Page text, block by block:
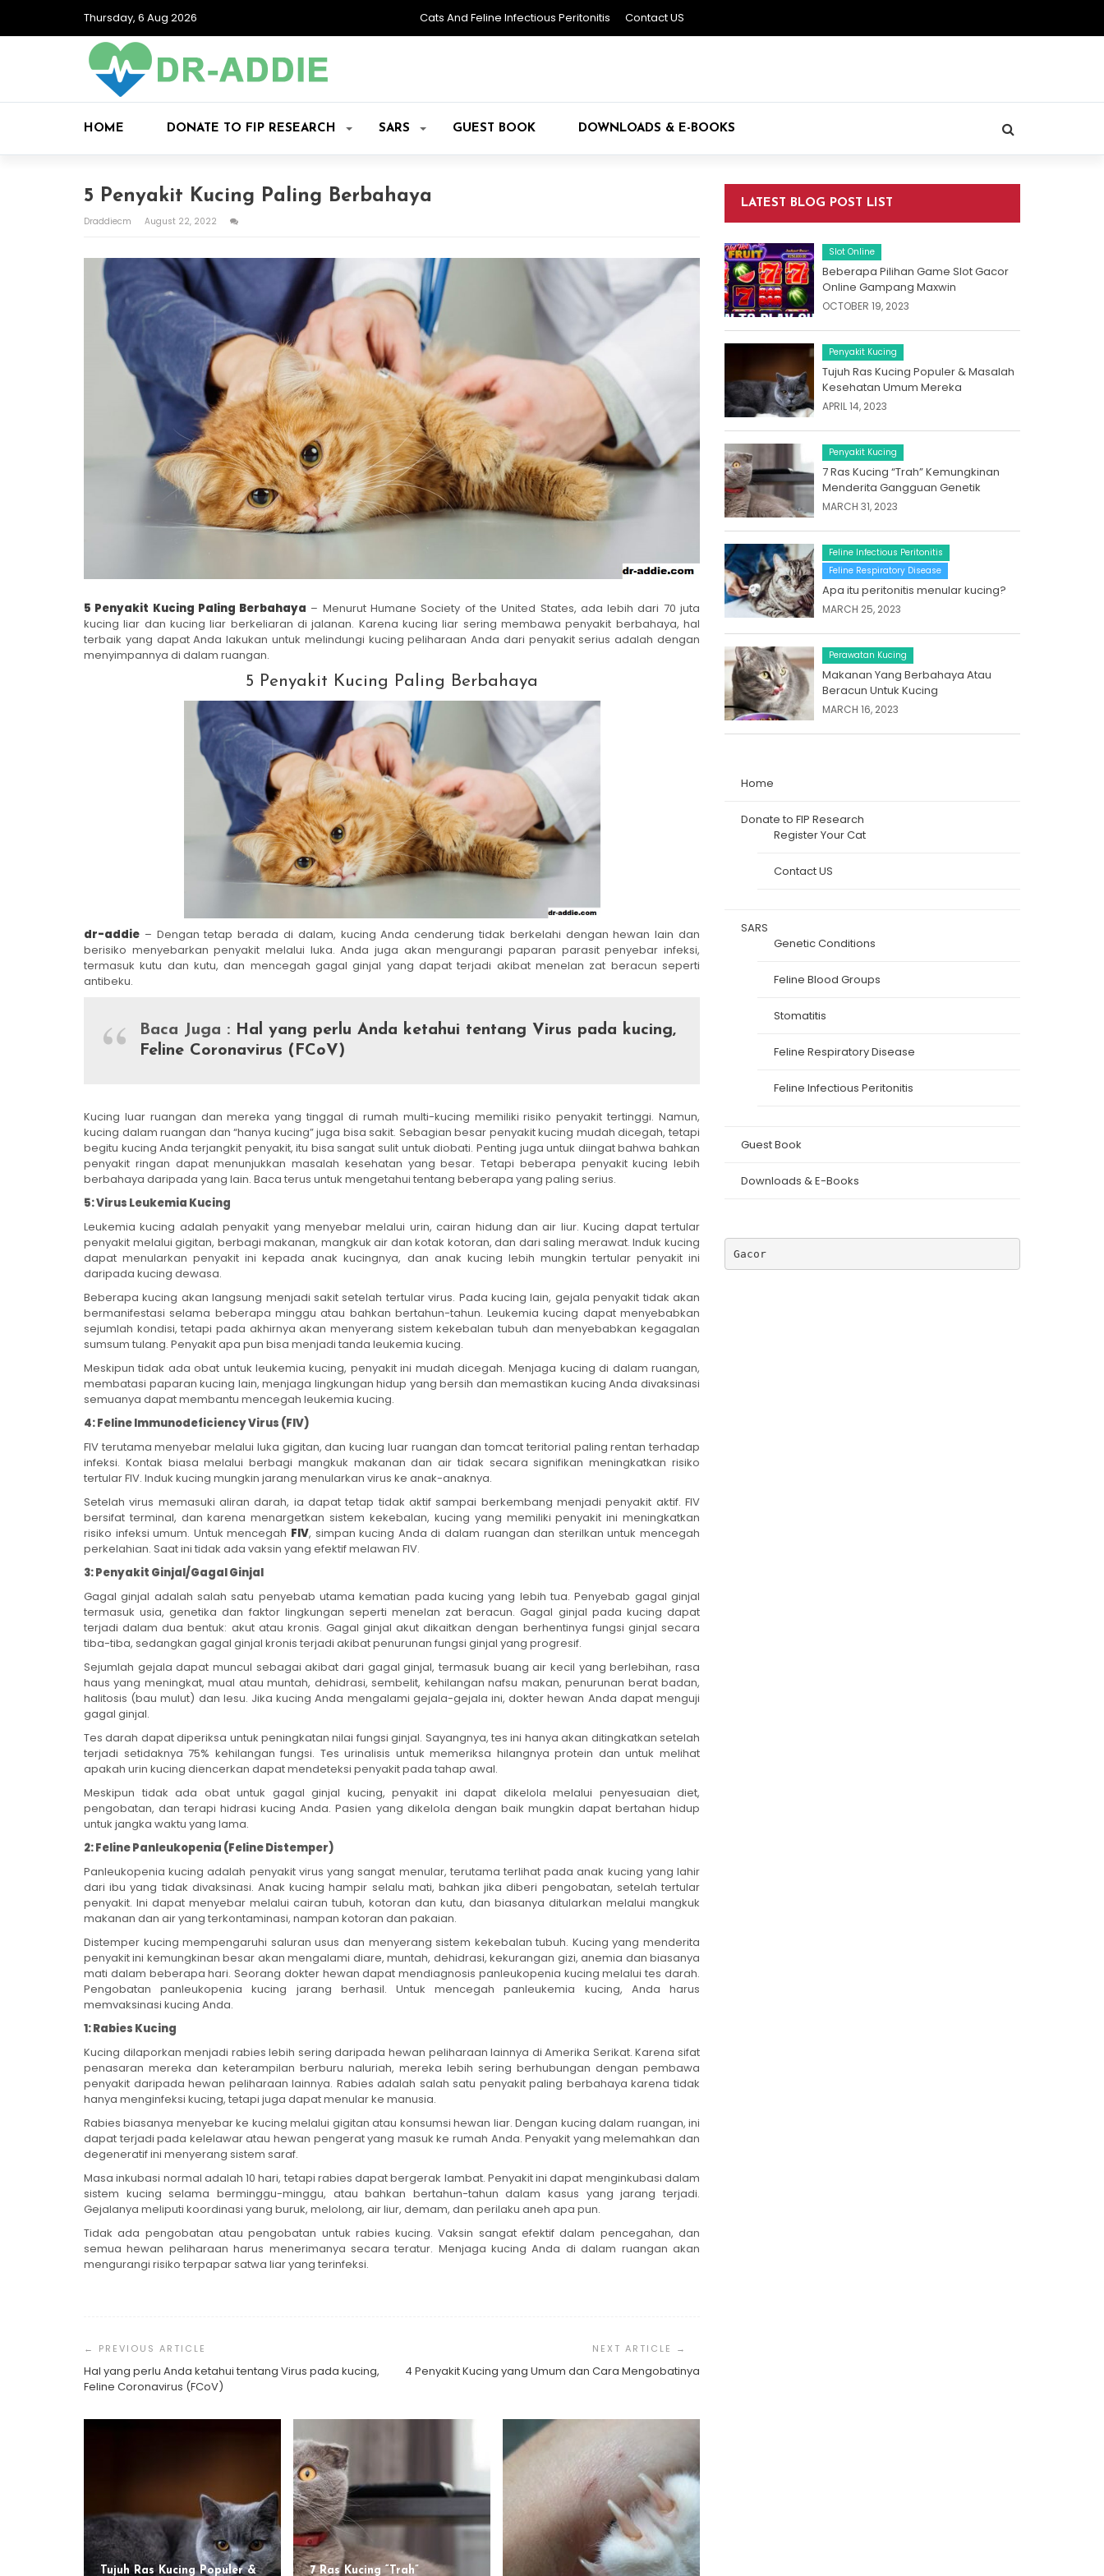
Thursday, 6 Aug 2026 Cats And Feline Infectious Peritonitis Contact US
HOME DONATE TO FIP RESEARCH SARS GUEST BOOK DOWNLOADS & E-BOOKS
5 Penyakit Kucing Paling Berbahaya
Draddiecm August 22, 2022
5 Penyakit Kucing Paling Berbahaya – Menurut Humane Society of the United States, ada lebih dari 70 juta
kucing liar dan kucing liar berkeliaran di jalanan. Karena kucing liar sering membawa penyakit berbahaya, hal
terbaik yang dapat Anda lakukan untuk melindungi kucing peliharaan Anda dari penyakit serius adalah dengan
menyimpannya di dalam ruangan.
5 Penyakit Kucing Paling Berbahaya
dr-addie – Dengan tetap berada di dalam, kucing Anda cenderung tidak berkelahi dengan hewan lain dan
berisiko menyebarkan penyakit melalui luka. Anda juga akan mengurangi paparan parasit penyebar infeksi,
termasuk kutu dan kutu, dan mencegah gagal ginjal yang dapat terjadi akibat menelan zat beracun seperti
antibeku.
Baca Juga : Hal yang perlu Anda ketahui tentang Virus pada kucing,
Feline Coronavirus (FCoV)
Kucing luar ruangan dan mereka yang tinggal di rumah multi-kucing memiliki risiko penyakit tertinggi. Namun,
kucing dalam ruangan dan “hanya kucing” juga bisa sakit. Sebagian besar penyakit kucing mudah dicegah, tetapi
begitu kucing Anda terjangkit penyakit, itu bisa sangat sulit untuk diobati. Penting juga untuk diingat bahwa bahkan
penyakit ringan dapat menunjukkan masalah kesehatan yang besar. Tetapi beberapa penyakit kucing lebih
berbahaya daripada yang lain. Baca terus untuk mengetahui tentang beberapa yang paling serius.
5: Virus Leukemia Kucing
Leukemia kucing adalah penyakit yang menyebar melalui urin, cairan hidung dan air liur. Kucing dapat tertular
penyakit melalui gigitan, berbagi makanan, mangkuk air dan kotak kotoran, dan dari saling merawat. Induk kucing
dapat menularkan penyakit ini kepada anak kucingnya, dan anak kucing lebih mungkin tertular penyakit ini
daripada kucing dewasa.
Beberapa kucing akan langsung menjadi sakit setelah tertular virus. Pada kucing lain, gejala penyakit tidak akan
bermanifestasi selama beberapa minggu atau bahkan bertahun-tahun. Leukemia kucing dapat menyebabkan
sejumlah kondisi, tetapi pada akhirnya akan menyerang sistem kekebalan tubuh dan menyebabkan kegagalan
sumsum tulang. Penyakit apa pun bisa menjadi tanda leukemia kucing.
Meskipun tidak ada obat untuk leukemia kucing, penyakit ini mudah dicegah. Menjaga kucing di dalam ruangan,
membatasi paparan kucing lain, menjaga lingkungan hidup yang bersih dan memastikan kucing Anda divaksinasi
semuanya dapat membantu mencegah leukemia kucing.
4: Feline Immunodeficiency Virus (FIV)
FIV terutama menyebar melalui luka gigitan, dan kucing luar ruangan dan tomcat teritorial paling rentan terhadap
infeksi. Kontak biasa melalui berbagi mangkuk makanan dan air tidak secara signifikan meningkatkan risiko
tertular FIV. Induk kucing mungkin jarang menularkan virus ke anak-anaknya.
Setelah virus memasuki aliran darah, ia dapat tetap tidak aktif sampai berkembang menjadi penyakit aktif. FIV
bersifat terminal, dan karena menargetkan sistem kekebalan, kucing yang memiliki penyakit ini meningkatkan
risiko infeksi umum. Untuk mencegah FIV, simpan kucing Anda di dalam ruangan dan sterilkan untuk mencegah
perkelahian. Saat ini tidak ada vaksin yang efektif melawan FIV.
3: Penyakit Ginjal/Gagal Ginjal
Gagal ginjal adalah salah satu penyebab utama kematian pada kucing yang lebih tua. Penyebab gagal ginjal
termasuk usia, genetika dan faktor lingkungan seperti menelan zat beracun. Gagal ginjal pada kucing dapat
terjadi dalam dua bentuk: akut atau kronis. Gagal ginjal akut dikaitkan dengan berhentinya fungsi ginjal secara
tiba-tiba, sedangkan gagal ginjal kronis terjadi akibat penurunan fungsi ginjal yang progresif.
Sejumlah gejala dapat muncul sebagai akibat dari gagal ginjal, termasuk buang air kecil yang berlebihan, rasa
haus yang meningkat, mual atau muntah, dehidrasi, sembelit, kehilangan nafsu makan, penurunan berat badan,
halitosis (bau mulut) dan lesu. Jika kucing Anda mengalami gejala-gejala ini, dokter hewan Anda dapat menguji
gagal ginjal.
Tes darah dapat diperiksa untuk peningkatan nilai fungsi ginjal. Sayangnya, tes ini hanya akan ditingkatkan setelah
terjadi setidaknya 75% kehilangan fungsi. Tes urinalisis untuk memeriksa hilangnya protein dan untuk melihat
apakah urin kucing diencerkan dapat mendeteksi penyakit pada tahap awal.
Meskipun tidak ada obat untuk gagal ginjal kucing, penyakit ini dapat dikelola melalui penyesuaian diet,
pengobatan, dan terapi hidrasi kucing Anda. Pasien yang dikelola dengan baik mungkin dapat bertahan hidup
untuk jangka waktu yang lama.
2: Feline Panleukopenia (Feline Distemper)
Panleukopenia kucing adalah penyakit virus yang sangat menular, terutama terlihat pada anak kucing yang lahir
dari ibu yang tidak divaksinasi. Anak kucing hampir selalu mati, bahkan jika diberi pengobatan, setelah tertular
penyakit. Ini dapat menyebar melalui cairan tubuh, kotoran dan kutu, dan biasanya ditularkan melalui mangkuk
makanan dan air yang terkontaminasi, nampan kotoran dan pakaian.
Distemper kucing mempengaruhi saluran usus dan menyerang sistem kekebalan tubuh. Kucing yang menderita
penyakit ini kemungkinan besar akan mengalami diare, muntah, dehidrasi, kekurangan gizi, anemia dan biasanya
mati dalam beberapa hari. Seorang dokter hewan dapat mendiagnosis panleukopenia kucing melalui tes darah.
Pengobatan panleukopenia kucing jarang berhasil. Untuk mencegah panleukemia kucing, Anda harus
memvaksinasi kucing Anda.
1: Rabies Kucing
Kucing dilaporkan menjadi rabies lebih sering daripada hewan peliharaan lainnya di Amerika Serikat. Karena sifat
penasaran mereka dan keterampilan berburu naluriah, mereka lebih sering berhubungan dengan pembawa
penyakit daripada hewan peliharaan lainnya. Rabies adalah salah satu penyakit paling berbahaya karena tidak
hanya menginfeksi kucing, tetapi juga dapat menular ke manusia.
Rabies biasanya menyebar ke kucing melalui gigitan atau konsumsi hewan liar. Dengan kucing dalam ruangan, ini
dapat terjadi pada kelelawar atau hewan pengerat yang masuk ke rumah Anda. Penyakit yang melemahkan dan
degeneratif ini menyerang sistem saraf.
Masa inkubasi normal adalah 10 hari, tetapi rabies dapat bergerak lambat. Penyakit ini dapat menginkubasi dalam
sistem kucing selama berminggu-minggu, atau bahkan bertahun-tahun dalam kasus yang jarang terjadi.
Gejalanya meliputi koordinasi yang buruk, melolong, air liur, demam, dan perilaku aneh apa pun.
Tidak ada pengobatan atau pengobatan untuk rabies kucing. Vaksin sangat efektif dalam pencegahan, dan
semua hewan peliharaan harus menerimanya secara teratur. Menjaga kucing Anda di dalam ruangan akan
mengurangi risiko terpapar satwa liar yang terinfeksi.
Navigation
Hal yang perlu Anda ketahui tentang Virus pada kucing,
Feline Coronavirus (FCoV)
4 Penyakit Kucing yang Umum dan Cara Mengobatinya
Tujuh Ras Kucing Populer & 7 Ras Kucing “Trah”
LATEST BLOG POST LIST
Slot Online
Beberapa Pilihan Game Slot Gacor
Online Gampang Maxwin
OCTOBER 19, 2023
Penyakit Kucing
Tujuh Ras Kucing Populer & Masalah
Kesehatan Umum Mereka
APRIL 14, 2023
Penyakit Kucing
7 Ras Kucing “Trah” Kemungkinan
Menderita Gangguan Genetik
MARCH 31, 2023
Feline Infectious Peritonitis
Feline Respiratory Disease
Apa itu peritonitis menular kucing?
MARCH 25, 2023
Perawatan Kucing
Makanan Yang Berbahaya Atau
Beracun Untuk Kucing
MARCH 16, 2023
Home
Donate to FIP Research
Register Your Cat
Contact US
SARS
Genetic Conditions
Feline Blood Groups
Stomatitis
Feline Respiratory Disease
Feline Infectious Peritonitis
Guest Book
Downloads & E-Books
Gacor